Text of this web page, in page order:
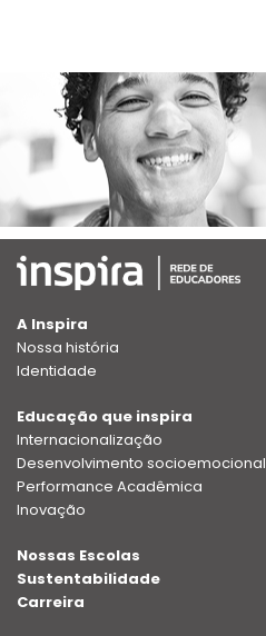
A Inspira
Nossa história
Identidade
Educação que inspira
Internacionalização
Desenvolvimento socioemocional
Performance Acadêmica
Inovação
Nossas Escolas
Sustentabilidade
Carreira